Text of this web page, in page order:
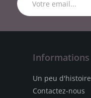
Informations
Un peu d'histoire
Contactez-nous